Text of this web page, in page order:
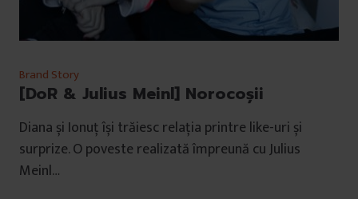
Brand Story
[DoR & Julius Meinl] Norocoșii
Diana și Ionuț își trăiesc relația printre like-uri și
surprize. O poveste realizată împreună cu Julius
Meinl…